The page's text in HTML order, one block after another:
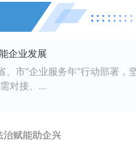
企业发展
市“企业服务年”行动部署，
对接、…
治赋能助企兴